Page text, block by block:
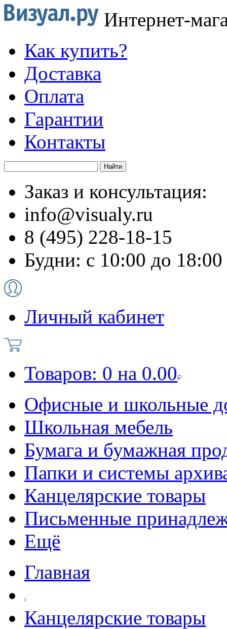
Интернет-
Как купить?
Доставка
Оплата
Гарантии
Контакты
Заказ и консультация:
info@visualy.ru
8 (495) 228-18-15
Будни: с 10:00 до 18:00
Личный кабинет
Товаров: 0 на 0.00
Офисные и школьные
Школьная мебель
Бумага и бумажная
Папки и системы
Канцелярские товары
Письменные
Ещё
Главная
Канцелярские товары